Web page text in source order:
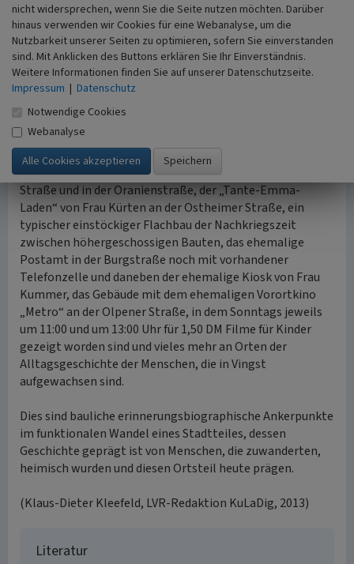
Fußballverein „SSV Vingst 05“ (Sport- und Spielverein 1905
Köln e. V.) mit Sportplätzen und einer herausragenden
Vereinsgeschichte.
Der Strukturwandel und die Sanierungen in den letzten
Jahren haben vieles verändert, viele Gebäude mit einer
Alltagsgeschichte sind aber noch vorhanden: die
ehemaligen, mittlerweile umgenutzen
Lebensmittelgeschäfte wie Ecke Ostheimer
Straße/Burgstraße, Ecke Regensburger Straße/Olpener
Straße und in der Oranienstraße, der „Tante-Emma-
Laden“ von Frau Kürten an der Ostheimer Straße, ein
typischer einstöckiger Flachbau der Nachkriegszeit
zwischen höhergeschossigen Bauten, das ehemalige
Postamt in der Burgstraße noch mit vorhandener
Telefonzelle und daneben der ehemalige Kiosk von Frau
Kummer, das Gebäude mit dem ehemaligen Vorortkino
„Metro“ an der Olpener Straße, in dem Sonntags jeweils
um 11:00 und um 13:00 Uhr für 1,50 DM Filme für Kinder
gezeigt worden sind und vieles mehr an Orten der
Alltagsgeschichte der Menschen, die in Vingst
aufgewachsen sind.
Dies sind bauliche erinnerungsbiographische Ankerpunkte
im funktionalen Wandel eines Stadtteiles, dessen
Geschichte geprägt ist von Menschen, die zuwanderten,
heimisch wurden und diesen Ortsteil heute prägen.
(Klaus-Dieter Kleefeld, LVR-Redaktion KuLaDig, 2013)
Literatur
nicht widersprechen, wenn Sie die Seite nutzen möchten. Darüber
hinaus verwenden wir Cookies für eine Webanalyse, um die
Nutzbarkeit unserer Seiten zu optimieren, sofern Sie einverstanden
sind. Mit Anklicken des Buttons erklären Sie Ihr Einverständnis.
Weitere Informationen finden Sie auf unserer Datenschutzseite.
Impressum | Datenschutz
Notwendige Cookies
Webanalyse